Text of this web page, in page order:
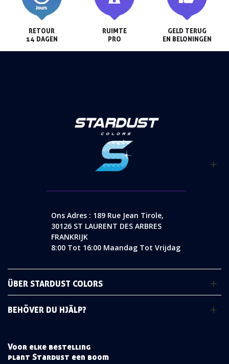
RETOUR
14 DAGEN
RUIMTE
PRO
GELD TERUG
EN BELONINGEN
Ons Adres : 189 Rue Jean Tirole,
30126 ST LAURENT DES ARBRES
FRANKRIJK
8:00 Tot 16:00 Maandag Tot Vrijdag
ÜBER STARDUST COLORS
BEHÖVER DU HJÄLP?
Voor elke bestelling
plant Stardust een boom